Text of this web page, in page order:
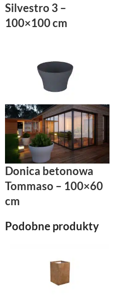
Silvestro 3 –
100×100 cm
Donica betonowa
Tommaso – 100×60
cm
Podobne produkty